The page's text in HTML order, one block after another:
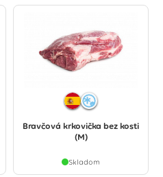
Bravčová krkovička bez kosti
(M)
Skladom